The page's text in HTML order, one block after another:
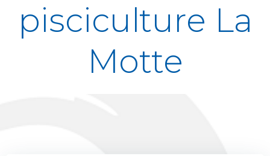
pisciculture La
Motte